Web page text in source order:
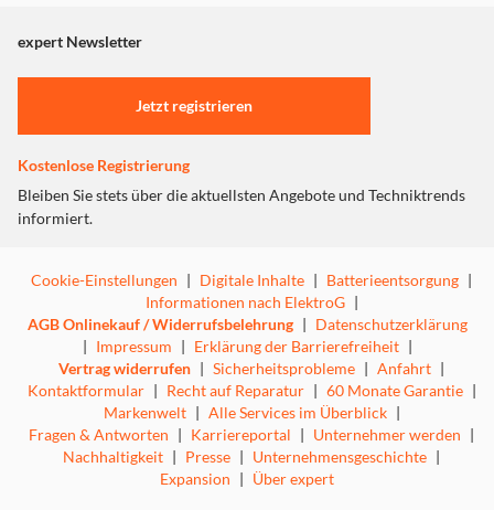
Das Aroma Diffusor ETA Aria kombiniert sinnvoll
Auswirkungen der Aromatherapie und Luftbefeuchtung.
"Marketing".
Einstellungen anpassen
expert Newsletter
Jetzt registrieren
Kostenlose Registrierung
Bleiben Sie stets über die aktuellsten Angebote und Techniktrends
informiert.
Cookie-Einstellungen | Digitale Inhalte | Batterieentsorgung |
Informationen nach ElektroG |
AGB Onlinekauf / Widerrufsbelehrung | Datenschutzerklärung
| Impressum | Erklärung der Barrierefreiheit |
Vertrag widerrufen | Sicherheitsprobleme | Anfahrt |
Kontaktformular | Recht auf Reparatur | 60 Monate Garantie |
Markenwelt | Alle Services im Überblick |
Fragen & Antworten | Karriereportal | Unternehmer werden |
Nachhaltigkeit | Presse | Unternehmensgeschichte |
Expansion | Über expert